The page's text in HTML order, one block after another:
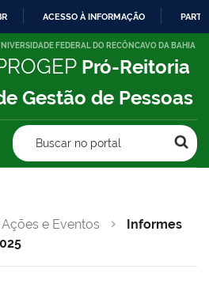
IR
PARA
CONTEÚDO
ACESSO À INFORMAÇÃO
FEDERAL DO RECÔNCAVO DA BAHIA
Pró-Reitoria
Gestão de Pessoas
Buscar no portal
Ações e Eventos
Informes